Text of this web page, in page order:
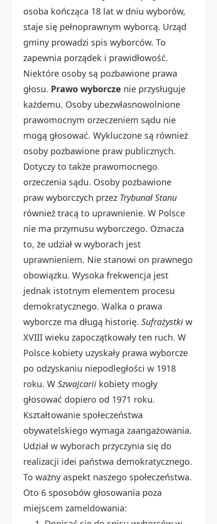
osoba kończąca 18 lat w dniu wyborów,
staje się pełnoprawnym wyborcą. Urząd
gminy prowadzi spis wyborców. To
zapewnia porządek i prawidłowość.
Niektóre osoby są pozbawione prawa
głosu. Prawo wyborcze nie przysługuje
każdemu. Osoby ubezwłasnowolnione
prawomocnym orzeczeniem sądu nie
mogą głosować. Wykluczone są również
osoby pozbawione praw publicznych.
Dotyczy to także prawomocnego
orzeczenia sądu. Osoby pozbawione
praw wyborczych przez Trybunał Stanu
również tracą to uprawnienie. W Polsce
nie ma przymusu wyborczego. Oznacza
to, że udział w wyborach jest
uprawnieniem. Nie stanowi on prawnego
obowiązku. Wysoka frekwencja jest
jednak istotnym elementem procesu
demokratycznego. Walka o prawa
wyborcze ma długą historię. Sufrażystki w
XVIII wieku zapoczątkowały ten ruch. W
Polsce kobiety uzyskały prawa wyborcze
po odzyskaniu niepodległości w 1918
roku. W Szwajcarii kobiety mogły
głosować dopiero od 1971 roku.
Kształtowanie społeczeństwa
obywatelskiego wymaga zaangażowania.
Udział w wyborach przyczynia się do
realizacji idei państwa demokratycznego.
To ważny aspekt naszego społeczeństwa.
Oto 6 sposobów głosowania poza
miejscem zameldowania: